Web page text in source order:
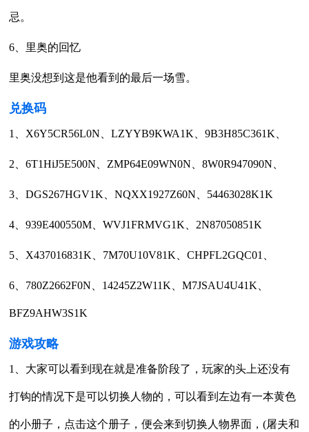
忌。
6、里奥的回忆
里奥没想到这是他看到的最后一场雪。
兑换码
1、X6Y5CR56L0N、LZYYB9KWA1K、9B3H85C361K、
2、6T1HiJ5E500N、ZMP64E09WN0N、8W0R947090N、
3、DGS267HGV1K、NQXX1927Z60N、54463028K1K
4、939E400550M、WVJ1FRMVG1K、2N87050851K
5、X437016831K、7M70U10V81K、CHPFL2GQC01、
6、780Z2662F0N、14245Z2W11K、M7JSAU4U41K、
BFZ9AHW3S1K
游戏攻略
1、大家可以看到现在就是准备阶段了，玩家的头上还没有
打钩的情况下是可以切换人物的，可以看到左边有一本黄色
的小册子，点击这个册子，便会来到切换人物界面，(屠夫和